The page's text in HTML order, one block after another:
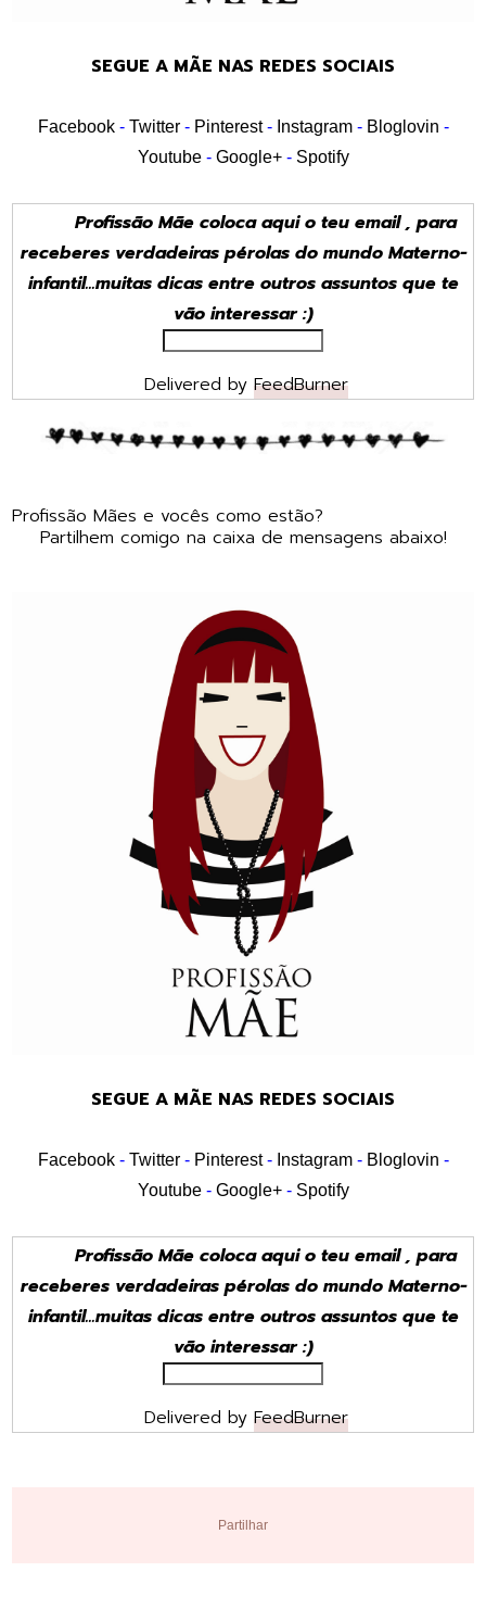
SEGUE A MÃE NAS REDES SOCIAIS
Facebook- Twitter- Pinterest- Instagram - Bloglovin -
Youtube- Google+- Spotify
Profissão Mãe coloca aqui o teu email , para
receberes verdadeiras pérolas do mundo Materno-
infantil...muitas dicas entre outros assuntos que te
vão interessar :)
Delivered by FeedBurner
Profissão Mães e vocês como estão?
Partilhem comigo na caixa de mensagens abaixo!
SEGUE A MÃE NAS REDES SOCIAIS
Facebook- Twitter- Pinterest- Instagram - Bloglovin -
Youtube- Google+- Spotify
Profissão Mãe coloca aqui o teu email , para
receberes verdadeiras pérolas do mundo Materno-
infantil...muitas dicas entre outros assuntos que te
vão interessar :)
Delivered by FeedBurner
Partilhar